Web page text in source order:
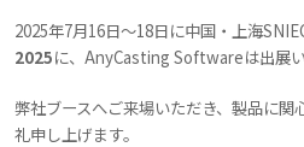
2025年7月16日〜18日に中国・上海
2025に、AnyCasting Softwareは出展い
弊社ブースへご来場いただき、製品に
礼申し上げます。